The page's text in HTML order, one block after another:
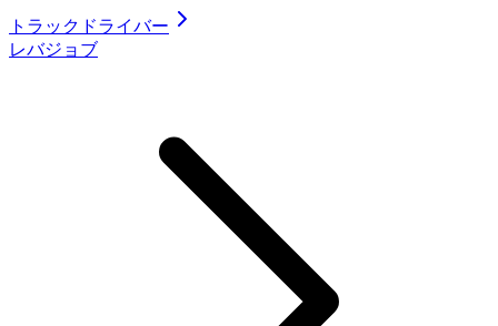
トラックドライバー
レバジョブ